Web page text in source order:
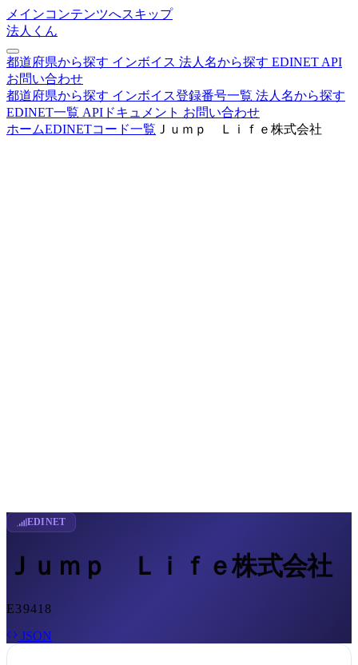
メインコンテンツへスキップ
法人くん
都道府県から探す インボイス 法人名から探す EDINET API
お問い合わせ
都道府県から探す インボイス登録番号一覧 法人名から探す
EDINET一覧 APIドキュメント お問い合わせ
ホームEDINETコード一覧 Ｊｕｍｐ Ｌｉｆｅ株式会社
EDINET
Ｊｕｍｐ Ｌｉｆｅ株式会社
E39418
JSON